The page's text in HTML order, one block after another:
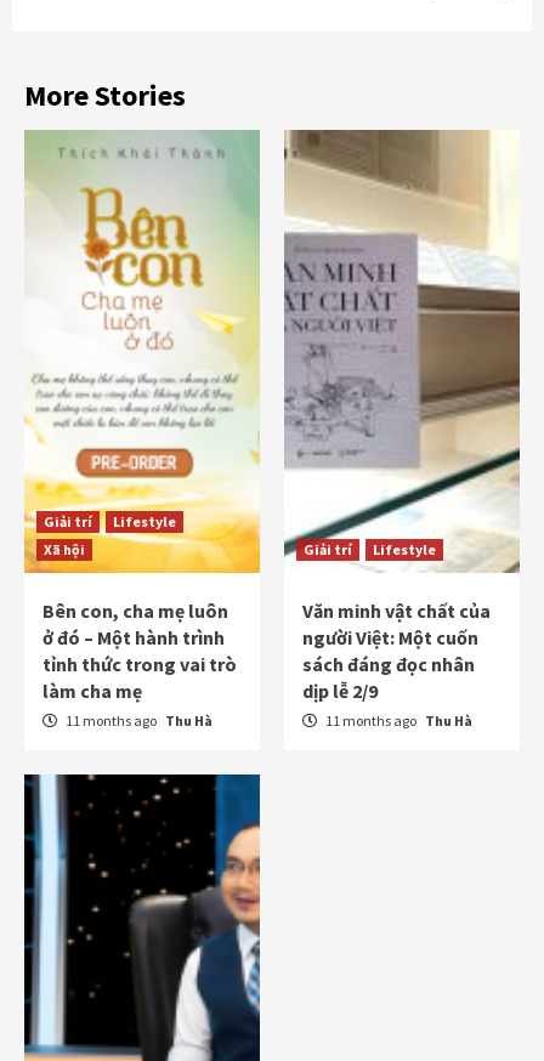
More Stories
Giải trí
Lifestyle
Xã hội
Bên con, cha mẹ luôn
ở đó – Một hành trình
tỉnh thức trong vai trò
làm cha mẹ
11 months ago Thu Hà
Giải trí Lifestyle
Văn minh vật chất của
người Việt: Một cuốn
sách đáng đọc nhân
dịp lễ 2/9
11 months ago Thu Hà